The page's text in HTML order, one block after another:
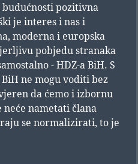
budućnosti pozitivna
je interes i nas i
moderna i europska
pobjedu stranaka
- HDZ-a BiH. S
ne mogu voditi bez
da ćemo i izbornu
nametati člana
se normalizirati, to je